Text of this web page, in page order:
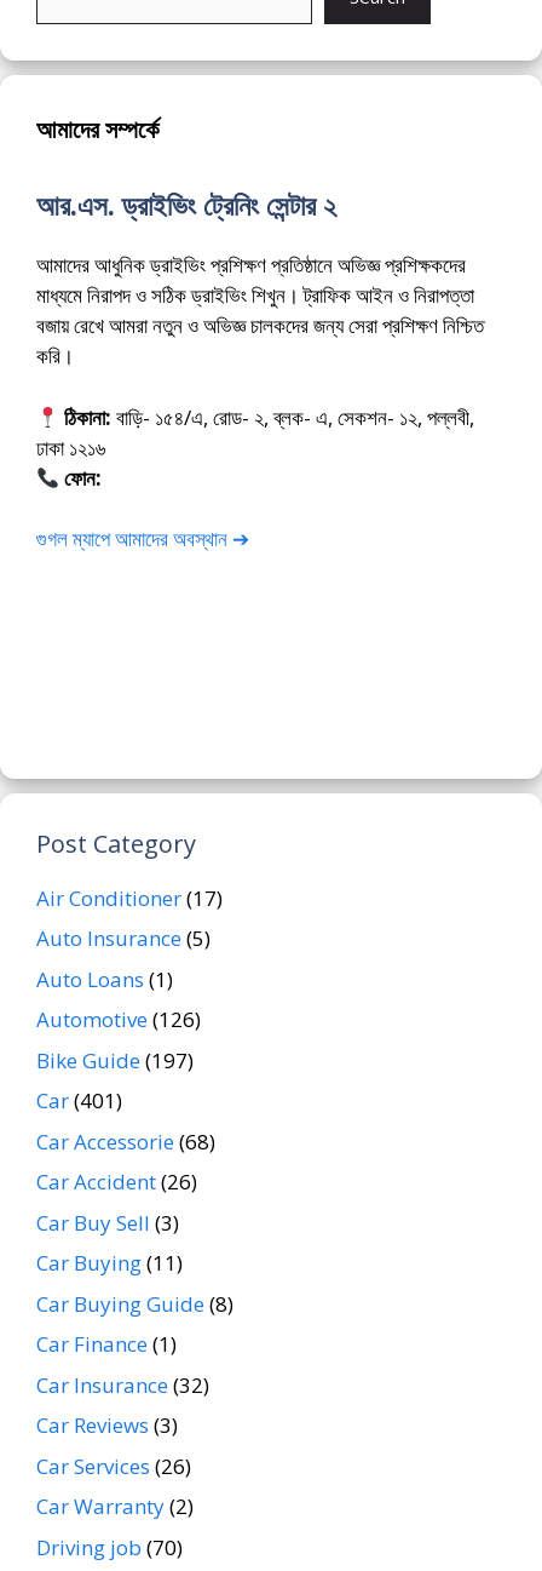
আমাদের সম্পর্কে
আর.এস. ড্রাইভিং ট্রেনিং সেন্টার ২
আমাদের আধুনিক ড্রাইভিং প্রশিক্ষণ প্রতিষ্ঠানে অভিজ্ঞ প্রশিক্ষকদের
মাধ্যমে নিরাপদ ও সঠিক ড্রাইভিং শিখুন। ট্রাফিক আইন ও নিরাপত্তা
বজায় রেখে আমরা নতুন ও অভিজ্ঞ চালকদের জন্য সেরা প্রশিক্ষণ নিশ্চিত
করি।
ঠিকানা: বাড়ি- ১৫৪/এ, রোড- ২, ব্লক- এ, সেকশন- ১২, পল্লবী,
ঢাকা ১২১৬
ফোন:
গুগল ম্যাপে আমাদের অবস্থান ➔
Post Category
Air Conditioner(17)
Auto Insurance(5)
Auto Loans (1)
Automotive(126)
Bike Guide(197)
Car(401)
Car Accessorie(68)
Car Accident(26)
Car Buy Sell (3)
Car Buying(11)
Car Buying Guide(8)
Car Finance(1)
Car Insurance(32)
Car Reviews (3)
Car Services (26)
Car Warranty(2)
Driving job (70)